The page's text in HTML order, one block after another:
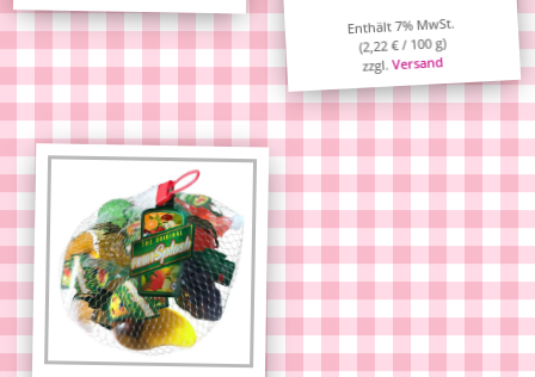
Enthält 7% MwSt.
(2,22€/ 100 g)
zzgl.Versand